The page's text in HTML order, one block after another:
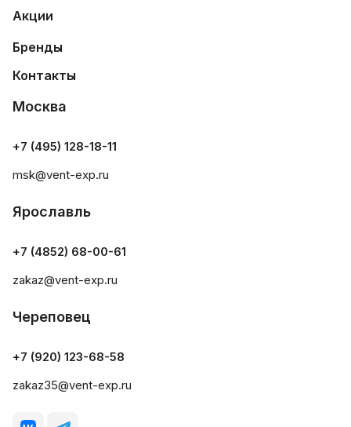
Акции
Бренды
Контакты
Москва
+7 (495) 128-18-11
msk@vent-exp.ru
Ярославль
+7 (4852) 68-00-61
zakaz@vent-exp.ru
Череповец
+7 (920) 123-68-58
zakaz35@vent-exp.ru